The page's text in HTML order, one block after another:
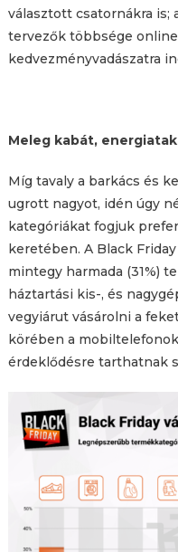
választott csatornákra is;
tervezők többsége
kedvezményvadászatra
Meleg kabát,
Míg tavaly a barkács és
ugrott nagyot, idén úgy
kategóriákat fogjuk
keretében. A Black
mintegy harmada (31%)
háztartási kis-, és
vegyiárut vásárolni a
körében a
érdeklődésre tarthatnak